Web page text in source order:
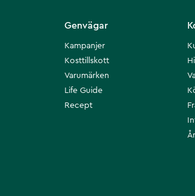
Genvägar
Kampanjer
Kosttillskott
Varumärken
Life Guide
Recept